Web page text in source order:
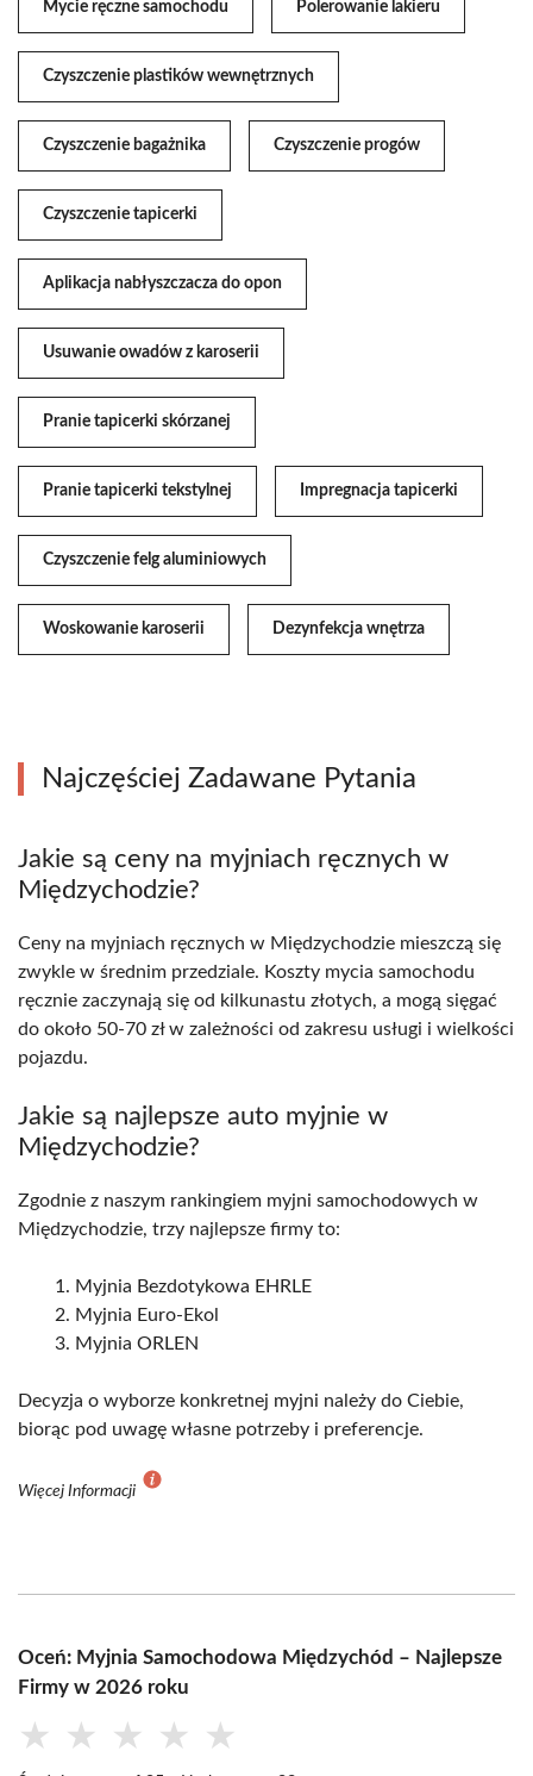
Mycie ręczne samochodu Polerowanie lakieru
Czyszczenie plastików wewnętrznych
Czyszczenie bagażnika Czyszczenie progów
Czyszczenie tapicerki
Aplikacja nabłyszczacza do opon
Usuwanie owadów z karoserii
Pranie tapicerki skórzanej
Pranie tapicerki tekstylnej Impregnacja tapicerki
Czyszczenie felg aluminiowych
Woskowanie karoserii Dezynfekcja wnętrza
Najczęściej Zadawane Pytania
Jakie są ceny na myjniach ręcznych w
Międzychodzie?
Ceny na myjniach ręcznych w Międzychodzie mieszczą się
zwykle w średnim przedziale. Koszty mycia samochodu
ręcznie zaczynają się od kilkunastu złotych, a mogą sięgać
do około 50-70 zł w zależności od zakresu usługi i wielkości
pojazdu.
Jakie są najlepsze auto myjnie w
Międzychodzie?
Zgodnie z naszym rankingiem myjni samochodowych w
Międzychodzie, trzy najlepsze firmy to:
Myjnia Bezdotykowa EHRLE
Myjnia Euro-Ekol
Myjnia ORLEN
Decyzja o wyborze konkretnej myjni należy do Ciebie,
biorąc pod uwagę własne potrzeby i preferencje.
Więcej Informacji
Oceń: Myjnia Samochodowa Międzychód – Najlepsze
Firmy w 2026 roku
★ ★ ★ ★ ★